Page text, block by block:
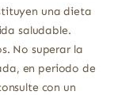
una dieta
saludable.
No superar la
en periodo de
con un